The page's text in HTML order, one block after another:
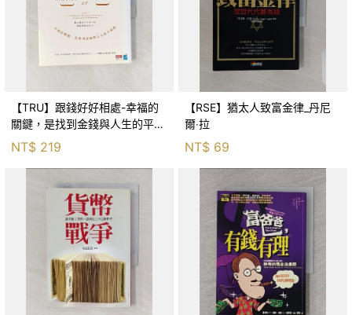
【TRU】跟錢好好相處-幸福的
關鍵，是找到金錢與人生的平衡
點_薇琪．魯賓
NT$ 219
【RSE】猶太人致富金律_丹尼
爾‧拉
NT$ 69